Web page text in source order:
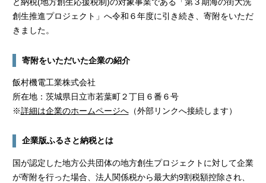
と納税(地方創生応援税制)の対象事業である「第３期海の街大洗
創生推進プロジェクト」へ令和６年度に引き続き、寄附をいただ
きました。
寄附をいただいた企業の紹介
飯村機電工業株式会社
所在地：茨城県日立市若葉町２丁目６番６号
※詳細は企業のホームページへ（外部リンクへ接続します）
企業版ふるさと納税とは
国が認定した地方公共団体の地方創生プロジェクトに対して企業
が寄附を行った場合、法人関係税から最大約9割税額控除され、